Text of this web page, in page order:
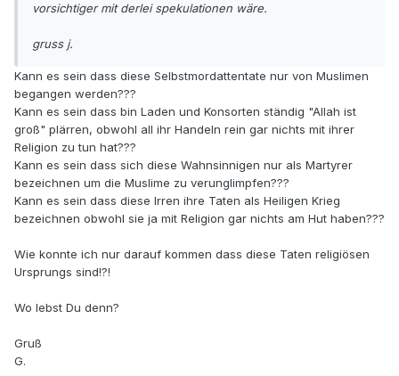
vorsichtiger mit derlei spekulationen wäre.
gruss j.
Kann es sein dass diese Selbstmordattentate nur von Muslimen
begangen werden???
Kann es sein dass bin Laden und Konsorten ständig "Allah ist
groß" plärren, obwohl all ihr Handeln rein gar nichts mit ihrer
Religion zu tun hat???
Kann es sein dass sich diese Wahnsinnigen nur als Martyrer
bezeichnen um die Muslime zu verunglimpfen???
Kann es sein dass diese Irren ihre Taten als Heiligen Krieg
bezeichnen obwohl sie ja mit Religion gar nichts am Hut haben???
Wie konnte ich nur darauf kommen dass diese Taten religiösen
Ursprungs sind!?!
Wo lebst Du denn?
Gruß
G.